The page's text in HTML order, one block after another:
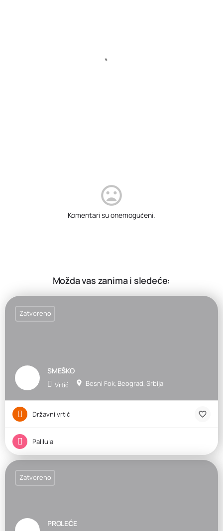
Komentari su onemogućeni.
Možda vas zanima i sledeće:
SMEŠKO
Vrtić Besni Fok, Beograd, Srbija
Zatvoreno
Državni vrtić
Palilula
PROLEĆE
Zatvoreno